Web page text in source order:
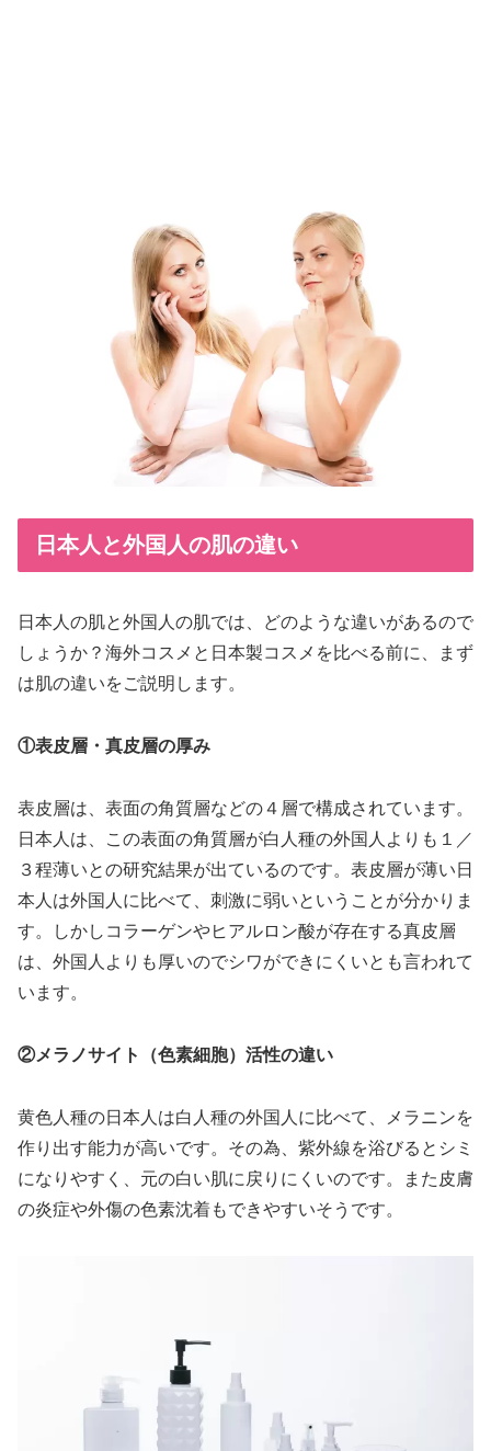
日本人と外国人の肌の違い
日本人の肌と外国人の肌では、どのような違いがあるので
しょうか？海外コスメと日本製コスメを比べる前に、まず
は肌の違いをご説明します。
①表皮層・真皮層の厚み
表皮層は、表面の角質層などの４層で構成されています。
日本人は、この表面の角質層が白人種の外国人よりも１／
３程薄いとの研究結果が出ているのです。表皮層が薄い日
本人は外国人に比べて、刺激に弱いということが分かりま
す。しかしコラーゲンやヒアルロン酸が存在する真皮層
は、外国人よりも厚いのでシワができにくいとも言われて
います。
②メラノサイト（色素細胞）活性の違い
黄色人種の日本人は白人種の外国人に比べて、メラニンを
作り出す能力が高いです。その為、紫外線を浴びるとシミ
になりやすく、元の白い肌に戻りにくいのです。また皮膚
の炎症や外傷の色素沈着もできやすいそうです。